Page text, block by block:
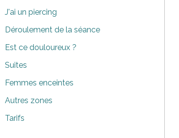
J'ai un piercing
Déroulement de la séance
Est ce douloureux ?
Suites
Femmes enceintes
Autres zones
Tarifs